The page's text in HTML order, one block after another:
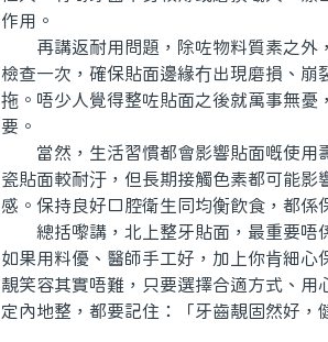
作用。
再講返耐用問題，除咗物料質素之外
檢查一次，確保貼面邊緣冇出現磨損、
拖。唔少人覺得整咗貼面之後就萬事無
要。
當然，生活習慣都會影響貼面嘅使用
瓷貼面較耐汙，但長期接觸色素都可能
感。保持良好口腔衛生同均衡飲食，都係
總括嚟講，北上整牙貼面，最重要唔
如果用料優、醫師手工好，加上你肯細
靚笑容其實唔難，只要選擇合適方式、
定內地整，都要記住：「牙齒靚固然好，